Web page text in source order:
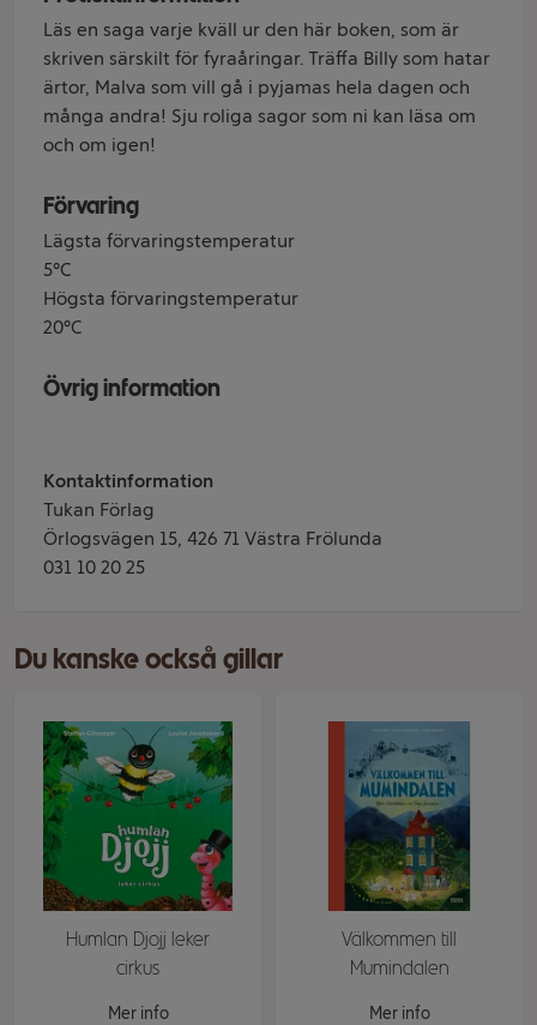
Läs en saga varje kväll ur den här boken, som är
skriven särskilt för fyraåringar. Träffa Billy som hatar
ärtor, Malva som vill gå i pyjamas hela dagen och
många andra! Sju roliga sagor som ni kan läsa om
och om igen!
Förvaring
Lägsta förvaringstemperatur
5°C
Högsta förvaringstemperatur
20°C
Övrig information
Kontaktinformation
Tukan Förlag
Örlogsvägen 15, 426 71 Västra Frölunda
031 10 20 25
Du kanske också gillar
Humlan Djojj leker
cirkus
Mer info
Välkommen till
Mumindalen
Mer info